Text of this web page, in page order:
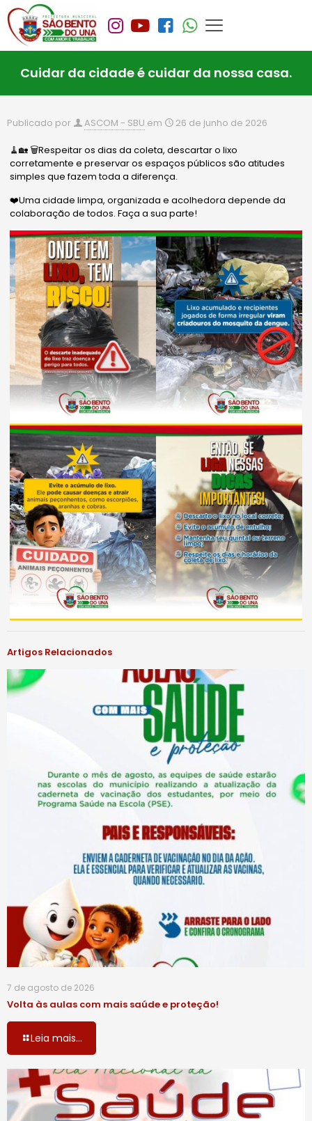
Cuidar da cidade é cuidar da nossa casa.
Publicado por ASCOM - SBU em 26 de junho de 2026
🧹🏡 🗑️Respeitar os dias da coleta, descartar o lixo
corretamente e preservar os espaços públicos são atitudes
simples que fazem toda a diferença.
❤️Uma cidade limpa, organizada e acolhedora depende da
colaboração de todos. Faça a sua parte!
Artigos Relacionados
7 de agosto de 2026
Volta às aulas com mais saúde e proteção!
Leia mais...